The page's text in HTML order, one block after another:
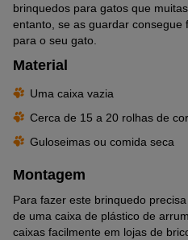
brinquedos para gatos que
entanto, se as guardar consegue
para o seu gato.
Material
Uma caixa vazia
Cerca de 15 a 20 rolhas de
Guloseimas ou comida seca
Montagem
Para fazer este brinquedo
de uma caixa de plástico de
caixas facilmente em lojas de